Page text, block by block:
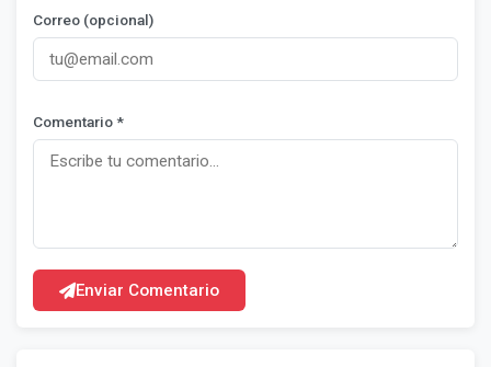
Correo (opcional)
Comentario *
Enviar Comentario